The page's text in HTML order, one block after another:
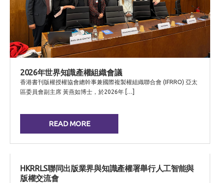
2026年世界知識產權組織會議
香港書刊版權授權協會總幹事兼國際複製權組織聯合會 (IFRRO) 亞太
區委員會副主席 黃燕如博士，於2026年 […]
READ MORE
HKRRLS聯同出版業界與知識產權署舉行人工智能與
版權交流會